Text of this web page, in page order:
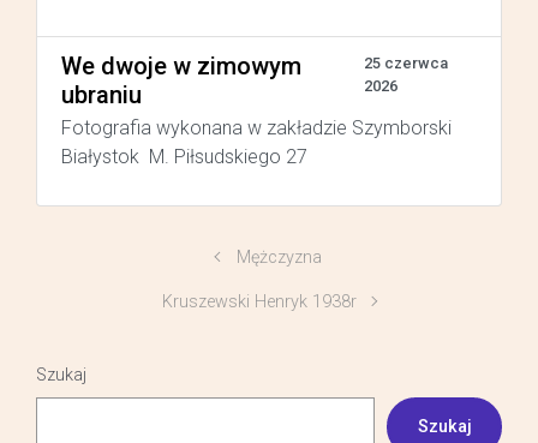
We dwoje w zimowym
ubraniu
25 czerwca
2026
Fotografia wykonana w zakładzie Szymborski
Białystok M. Piłsudskiego 27
Mężczyzna
Kruszewski Henryk 1938r
Szukaj
Szukaj